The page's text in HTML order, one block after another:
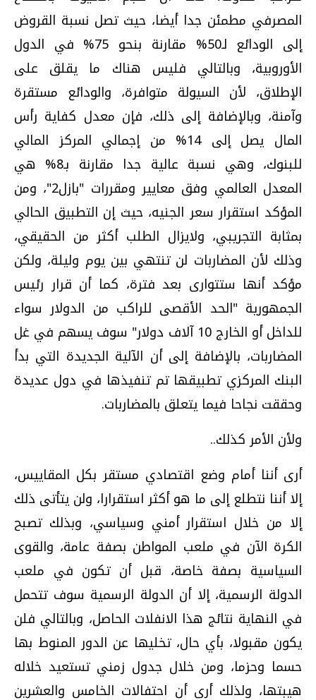
المصرفي مطمئن جدا أيضا، حيث تصل نسبة القروض
إلى الودائع لـ50% مقارنة بنحو 75% في الدول
الأوروبية، وبالتالي فليس هناك ما يقلق على
الإطلاق، لأن السيولة متوافرة، والودائع مستقرة
وآمنة، وبالإضافة إلى ذلك، فإن معدل كفاية رأس
المال يصل إلى 14% من إجمالي المركز المالي
للبنوك، وهي نسبة عالية جدا مقارنة بـ8% هي
المعدل العالمي وفق معايير ومقررات "بازل2"، ومن
المؤكد استقرار سعر الجنيه، حيث إن التطبيق الحالي
بمثابة التجريبي، ولايزال الطلب أكثر من الحقيقي،
وذلك لأن المضاربات لن تنتهي بين يوم وليلة، ولكن
مؤكد أنها ستتوارى بعد فترة، كما أن قرار رئيس
الجمهورية "الحد الأقصى للراكب من الدولار سواء
للداخل أو الخارج 10 آلاف دولار" سوف يسهم في غل
المضاربات، بالإضافة إلى أن الآلية الجديدة التي بدأ
البنك المركزي تطبيقها تم تنفيذها في دول عديدة
وحققت نجاحا فيما يتعلق بالمضاربات.
ولأن الأمر كذلك..
أرى أننا أمام وضع اقتصادي مستقر بكل المقاييس،
إلا أننا نتطلع إلى ما هو أكثر استقرارا، ولن يتأتى ذلك
إلا من خلال استقرار أمني وسياسي، وبذلك تصبح
الكرة الآن في ملعب المواطن بصفة عامة، والقوى
السياسية بصفة خاصة، قبل أن تكون في ملعب
الدولة الرسمية، إلا أن الدولة الرسمية سوف تتحمل
في النهاية نتائج هذا الانفلات الحاصل، وبالتالي فلن
يكون مقبولا، بأي حال، تخليها عن الدور المنوط بها
حسما وحزما، ومن خلال جدول زمني تستعيد خلاله
هيبتها، ولذلك أرى أن احتفالات الخامس والعشرين